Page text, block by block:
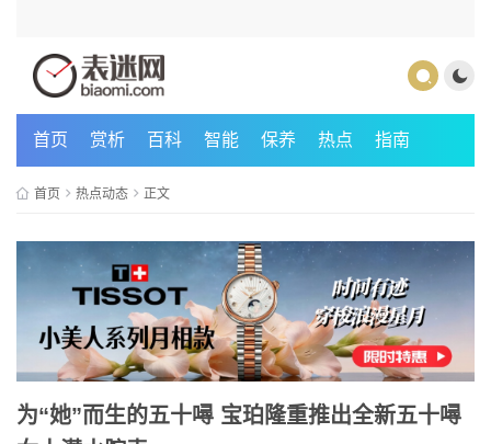
首页 赏析 百科 智能 保养 热点 指南
首页 热点动态 正文
为“她”而生的五十噚 宝珀隆重推出全新五十噚